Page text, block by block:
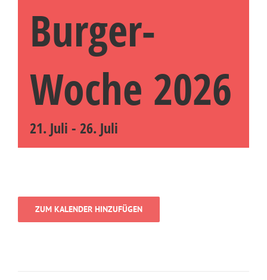
Burger-
Woche 2026
21. Juli - 26. Juli
ZUM KALENDER HINZUFÜGEN